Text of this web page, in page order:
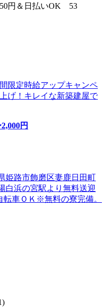
円＆日払いOK 53
限定時給アップキャンペ
げ！キレイな新築建屋で
2,000円
姫路市飾磨区妻鹿日田町
浜の宮駅より無料送迎
車ＯＫ※無料の寮完備。